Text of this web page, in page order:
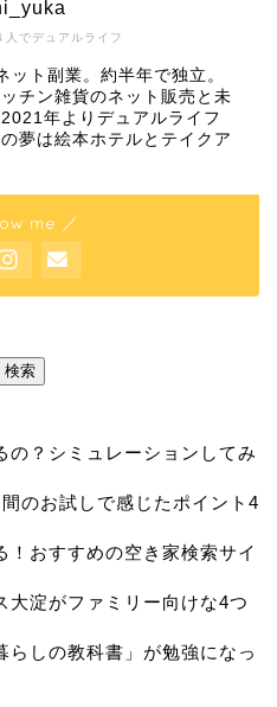
人でデュアルライフ
ト副業。約半年で独立。
チン雑貨のネット販売と未
年よりデュアルライフ
夢は絵本ホテルとテイクア
me ／
検索
の？シミュレーションしてみ
のお試しで感じたポイント4
！おすすめの空き家検索サイ
大淀がファミリー向けな4つ
らしの教科書」が勉強になっ